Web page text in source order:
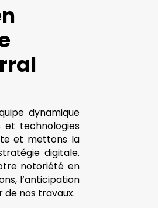
dynamique
et technologies
et mettons la
digitale.
notoriété en
l’anticipation
nos travaux.